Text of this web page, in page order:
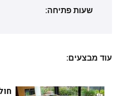
שעות פתיחה:
עוד מבצעים: